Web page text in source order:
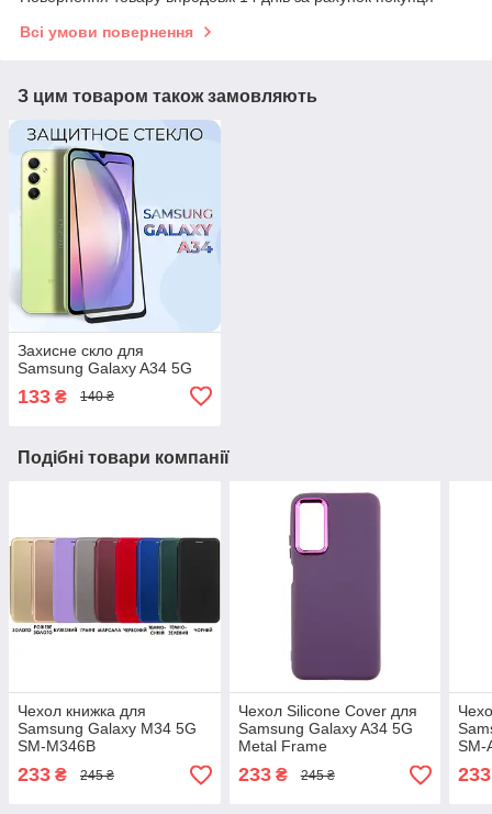
Всі умови повернення
З цим товаром також замовляють
Захисне скло для
Samsung Galaxy A34 5G
133 ₴ 140 ₴
Подібні товари компанії
Чехол книжка для
Samsung Galaxy M34 5G
SM-M346B
233 ₴ 245 ₴
Чехол Silicone Cover для
Samsung Galaxy A34 5G
Metal Frame
233₴ 245 ₴
SM-
233